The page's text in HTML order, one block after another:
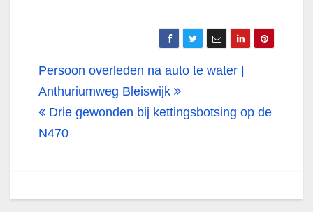
Bericht
navigatie
Persoon overleden na auto te water |
Anthuriumweg Bleiswijk
Drie gewonden bij kettingsbotsing op de
N470